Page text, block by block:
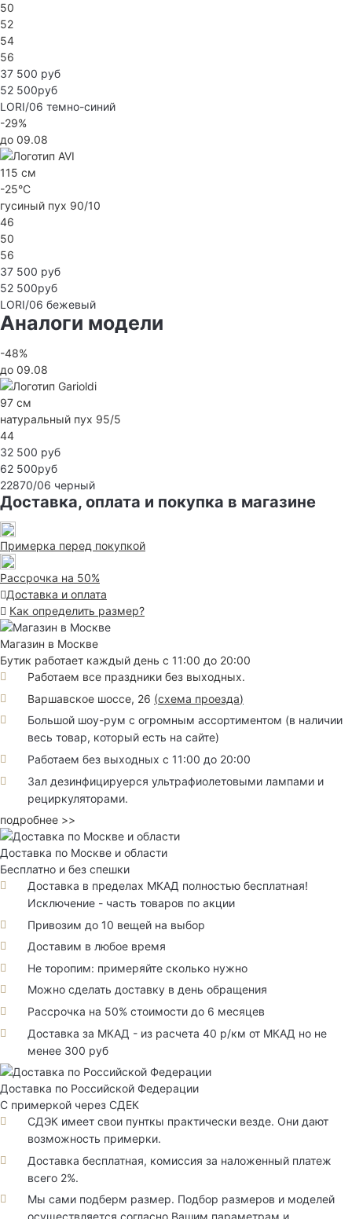
50
52
54
56
37 500 руб
52 500руб
LORI/06 темно-синий
-29%
до 09.08
115 см
-25°C
гусиный пух 90/10
46
50
56
37 500 руб
52 500руб
LORI/06 бежевый
Аналоги модели
-48%
до 09.08
97 см
натуральный пух 95/5
44
32 500 руб
62 500руб
22870/06 черный
Доставка, оплата и покупка в магазине
Примерка перед покупкой
Рассрочка на 50%
Доставка и оплата
Как определить размер?
Магазин в Москве
Бутик работает каждый день с 11:00 до 20:00
Работаем все праздники без выходных.
Варшавское шоссе, 26 (схема проезда)
Большой шоу-рум с огромным ассортиментом (в наличии
весь товар, который есть на сайте)
Работаем без выходных с 11:00 до 20:00
Зал дезинфицируерся ультрафиолетовыми лампами и
рециркуляторами.
подробнее >>
Доставка по Москве и области
Бесплатно и без спешки
Доставка в пределах МКАД полностью бесплатная!
Исключение - часть товаров по акции
Привозим до 10 вещей на выбор
Доставим в любое время
Не торопим: примеряйте сколько нужно
Можно сделать доставку в день обращения
Рассрочка на 50% стоимости до 6 месяцев
Доставка за МКАД - из расчета 40 р/км от МКАД но не
менее 300 руб
Доставка по Российской Федерации
С примеркой через СДЕК
СДЭК имеет свои пунткы практически везде. Они дают
возможность примерки.
Доставка бесплатная, комиссия за наложенный платеж
всего 2%.
Мы сами подберм размер. Подбор размеров и моделей